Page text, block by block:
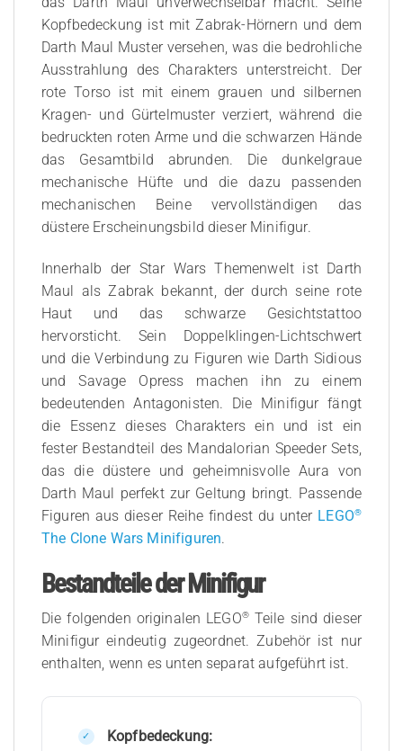
Kopfbedeckung ist mit Zabrak-Hörnern und dem
Darth Maul Muster versehen, was die bedrohliche
Ausstrahlung des Charakters unterstreicht. Der
rote Torso ist mit einem grauen und silbernen
Kragen- und Gürtelmuster verziert, während die
bedruckten roten Arme und die schwarzen Hände
das Gesamtbild abrunden. Die dunkelgraue
mechanische Hüfte und die dazu passenden
mechanischen Beine vervollständigen das
düstere Erscheinungsbild dieser Minifigur.
Innerhalb der Star Wars Themenwelt ist Darth
Maul als Zabrak bekannt, der durch seine rote
Haut und das schwarze Gesichtstattoo
hervorsticht. Sein Doppelklingen-Lichtschwert
und die Verbindung zu Figuren wie Darth Sidious
und Savage Opress machen ihn zu einem
bedeutenden Antagonisten. Die Minifigur fängt
die Essenz dieses Charakters ein und ist ein
fester Bestandteil des Mandalorian Speeder Sets,
das die düstere und geheimnisvolle Aura von
Darth Maul perfekt zur Geltung bringt. Passende
Figuren aus dieser Reihe findest du unter LEGO®
The Clone Wars Minifiguren.
Bestandteile der Minifigur
Die folgenden originalen LEGO®Teile sind dieser
Minifigur eindeutig zugeordnet. Zubehör ist nur
enthalten, wenn es unten separat aufgeführt ist.
Kopfbedeckung: